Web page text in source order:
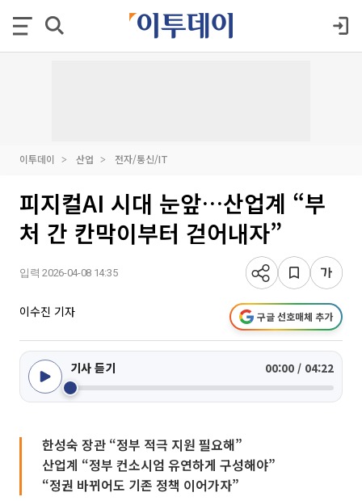
이투데이 산업 전자/통신/IT
피지컬AI 시대 눈앞…산업계 “부
처 간 칸막이부터 걷어내자”
입력 2026-04-08 14:35
이수진 기자 구글 선호매체 추가
기사 듣기 00:00 / 04:22
한성숙 장관 “정부 적극 지원 필요해”
산업계 “정부 컨소시엄 유연하게 구성해야”
“정권 바뀌어도 기존 정책 이어가자”